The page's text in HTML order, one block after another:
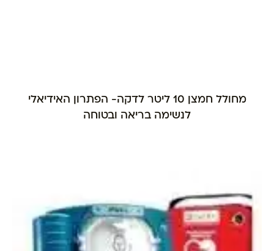
מחולל חמצן 10 ליטר לדקה- הפתרון האידיאלי
לנשימה בריאה ובטוחה